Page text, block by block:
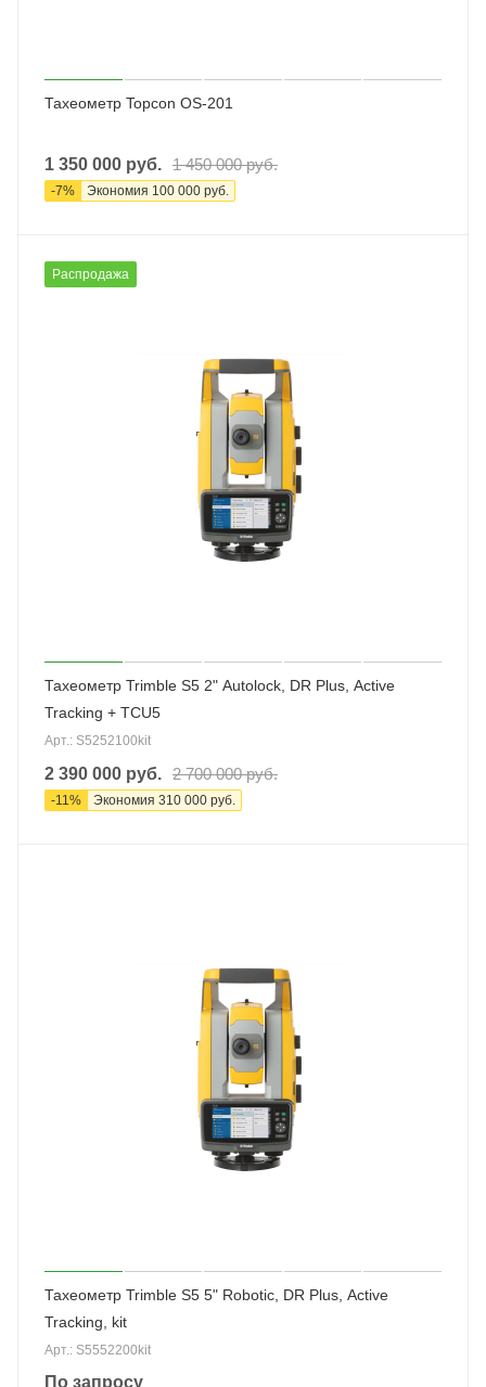
Тахеометр Topcon OS-201
1 350 000 руб. 1 450 000руб.
-7% Экономия 100 000 руб.
Распродажа
Тахеометр Trimble S5 2" Autolock, DR Plus, Active
Tracking + TCU5
Арт.: S5252100kit
2 390 000 руб. 2 700 000руб.
-11% Экономия 310 000 руб.
Тахеометр Trimble S5 5" Robotic, DR Plus, Active
Tracking, kit
Арт.: S5552200kit
По запросу